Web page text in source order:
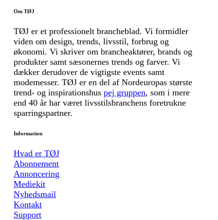
Om TØJ
TØJ er et professionelt brancheblad. Vi formidler
viden om design, trends, livsstil, forbrug og
økonomi. Vi skriver om brancheaktører, brands og
produkter samt sæsonernes trends og farver. Vi
dækker derudover de vigtigste events samt
modemesser. TØJ er en del af Nordeuropas største
trend- og inspirationshus pej gruppen, som i mere
end 40 år har været livsstilsbranchens foretrukne
sparringspartner.
Information
Hvad er TØJ
Abonnement
Annoncering
Mediekit
Nyhedsmail
Kontakt
Support